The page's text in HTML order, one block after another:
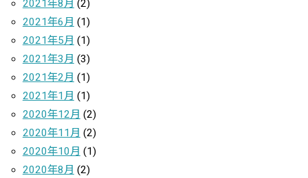
2021年8月 (2)
2021年6月 (1)
2021年5月 (1)
2021年3月 (3)
2021年2月 (1)
2021年1月 (1)
2020年12月 (2)
2020年11月 (2)
2020年10月 (1)
2020年8月 (2)